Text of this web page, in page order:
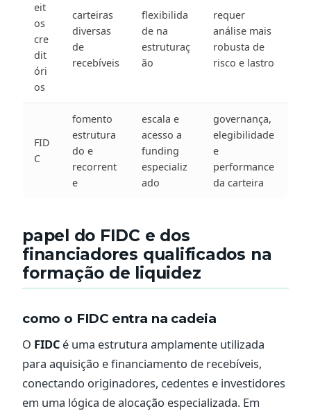
eit
os
cre
dit
óri
os
carteiras
diversas
de
recebíveis
flexibilida
de na
estruturaç
ão
requer
análise mais
robusta de
risco e lastro
FID
C
fomento
estrutura
do e
recorrent
e
escala e
acesso a
funding
especializ
ado
governança,
elegibilidade
e
performance
da carteira
papel do FIDC e dos
financiadores qualificados na
formação de liquidez
como o FIDC entra na cadeia
O FIDC é uma estrutura amplamente utilizada
para aquisição e financiamento de recebíveis,
conectando originadores, cedentes e investidores
em uma lógica de alocação especializada. Em